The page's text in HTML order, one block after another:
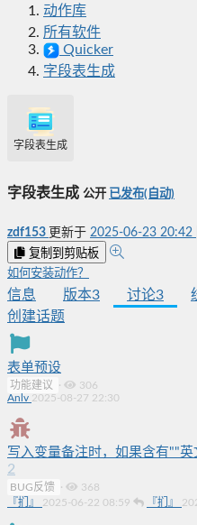
动作库
所有软件
Quicker
字段表生成
字段表生成
字段表生成 公开 已发布(自动)
zdf153 更新于 2025-06-23 20:42
复制到剪贴板
如何安装动作？
信息 版本3 讨论3
创建话题
表单预设
功能建议 ·
306
Anlv 2025-08-27 22:30
写入变量备注时，如果含有""
2
BUG反馈 ·
368
『扪』 2025-06-22 08:59 『扪』